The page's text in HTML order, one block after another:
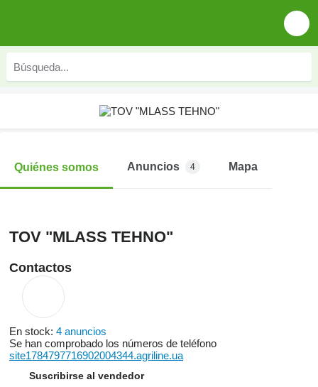
Quiénes somos Anuncios 4 Mapa
TOV "MLASS TEHNO"
Contactos
En stock: 4 anuncios
Se han comprobado los números de teléfono
site1784797716902004344.agriline.ua
Suscribirse al vendedor